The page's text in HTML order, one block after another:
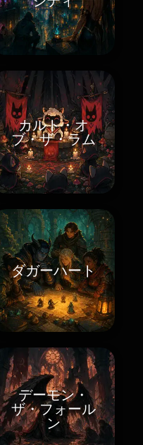
カルト・オ
ブ・ザ・ラム
ダガーハート
デーモン・
ザ・フォール
ン